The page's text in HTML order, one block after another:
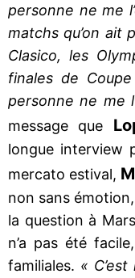
personne ne me
matchs qu’on ait
Clasico, les
finales de
personne ne me
message que
longue interview
mercato estival,
non sans
la question à
n’a pas été
familiales. «